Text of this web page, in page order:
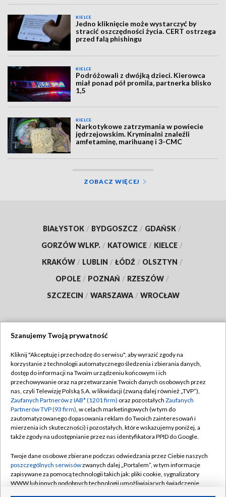
KIELCE
Jedno kliknięcie może wystarczyć by
stracić oszczędności życia. CERT ostrzega
przed falą phishingu
KIELCE
Podróżowali z dwójką dzieci. Kierowca
miał ponad pół promila, partnerka blisko
1,5
KIELCE
Narkotykowe zatrzymania w powiecie
jędrzejowskim. Kryminalni znaleźli
amfetaminę, marihuanę i 3-CMC
ZOBACZ WIĘCEJ
BIAŁYSTOK / BYDGOSZCZ / GDAŃSK /
GORZÓW WLKP. / KATOWICE / KIELCE /
KRAKÓW / LUBLIN / ŁÓDŹ / OLSZTYN /
OPOLE / POZNAŃ / RZESZÓW /
SZCZECIN / WARSZAWA / WROCŁAW
TVP
Abonament TVP
Emisja w TVP
Centrum informacji TVP
Naziemna Telewizja Cyfrowa
Rada Programowa
System NOS
Regulamin TVP
Polityka prywatności
Moje zgody
Pomoc
Kontakt
Szanujemy Twoją prywatność
Kliknij "Akceptuję i przechodzę do serwisu", aby wyrazić zgody na
korzystanie z technologii automatycznego śledzenia i zbierania danych,
dostęp do informacji na Twoim urządzeniu końcowym i ich
przechowywanie oraz na przetwarzanie Twoich danych osobowych przez
nas, czyli Telewizję Polską S.A. w likwidacji (zwaną dalej również „TVP”),
Zaufanych Partnerów z IAB* (1201 firm) oraz pozostałych Zaufanych
Partnerów TVP (93 firm), w celach marketingowych (w tym do
zautomatyzowanego dopasowania reklam do Twoich zainteresowań i
mierzenia ich skuteczności) i pozostałych, które wskazujemy poniżej, a
także zgody na udostępnianie przez nas identyfikatora PPID do Google.
Twoje dane osobowe zbierane podczas odwiedzania przez Ciebie naszych
poszczególnych serwisówzwanych dalej „Portalem”, w tym informacje
zapisywane za pomocą technologii takich jak: pliki cookie, sygnalizatory
WWW lub innych podobnych technologii umożliwiających świadczenie